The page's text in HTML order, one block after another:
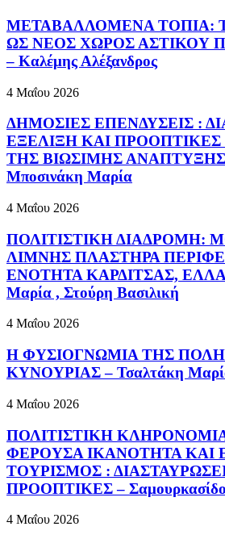
ΜΕΤΑΒΑΛΛΟΜΕΝΑ ΤΟΠΙΑ:
ΩΣ ΝΕΟΣ ΧΩΡΟΣ ΑΣΤΙΚΟΥ
– Καλέμης Αλέξανδρος
4 Μαΐου 2026
ΔΗΜΟΣΙΕΣ ΕΠΕΝΔΥΣΕΙΣ :
ΕΞΕΛΙΞΗ ΚΑΙ ΠΡΟΟΠΤΙΚΕΣ
ΤΗΣ ΒΙΩΣΙΜΗΣ ΑΝΑΠΤΥΞΗΣ –
Μποσινάκη Μαρία
4 Μαΐου 2026
ΠΟΛΙΤΙΣΤΙΚΗ ΔΙΑΔΡΟΜΗ:
ΛΙΜΝΗΣ ΠΛΑΣΤΗΡΑ
ΕΝΟΤΗΤΑ ΚΑΡΔΙΤΣΑΣ,
Μαρία , Στούρη Βασιλική
4 Μαΐου 2026
Η ΦΥΣΙΟΓΝΩΜΙΑ ΤΗΣ
ΚΥΝΟΥΡΙΑΣ – Τσαλτάκη
4 Μαΐου 2026
ΠΟΛΙΤΙΣΤΙΚΗ
ΦΕΡΟΥΣΑ ΙΚΑΝΟΤΗΤΑ ΚΑΙ
ΤΟΥΡΙΣΜΟΣ :
ΠΡΟΟΠΤΙΚΕΣ –
4 Μαΐου 2026